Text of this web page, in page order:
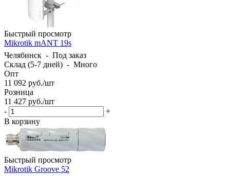
Быстрый просмотр
Mikrotik mANT 19s
Челябинск - Под заказ
Склад (5-7 дней) - Много
Опт
11 092 руб./шт
Розница
11 427 руб./шт
-
+
В корзину
Быстрый просмотр
Mikrotik Groove 52